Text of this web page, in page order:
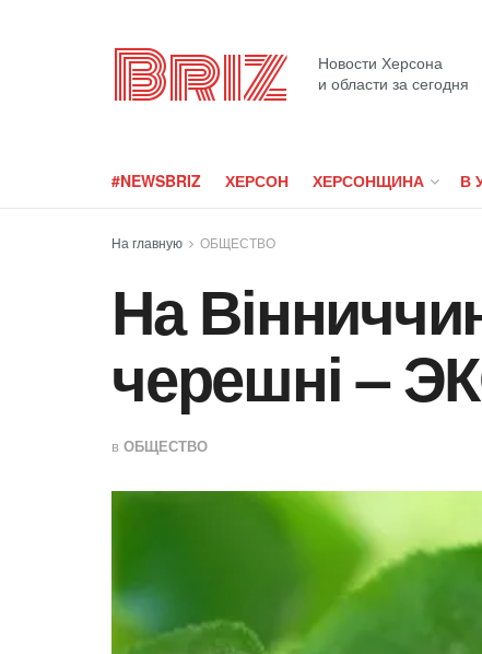
Briz
Новости Херсона
и области за сегодня
#NEWSBRIZ ХЕРСОН ХЕРСОНЩИНА В
На главную ОБЩЕСТВО
На
черешні –
в ОБЩЕСТВО